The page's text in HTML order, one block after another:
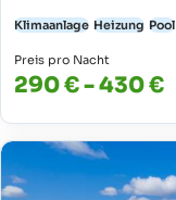
Klimaanlage Heizung Pool
Preis pro Nacht
290 € - 430 €